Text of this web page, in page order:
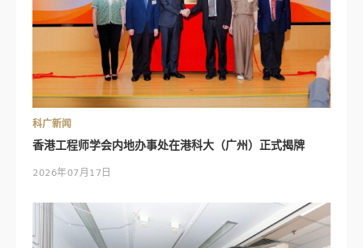
科广新闻
香港工程师学会内地办事处在港科大（广州）正式揭牌
2026年07月17日